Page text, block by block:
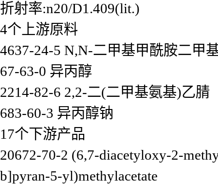
折射率:n20/D1.409(lit.)
4个上游原料
4637-24-5 N,N-二甲基甲酰胺二甲
67-63-0 异丙醇
2214-82-6 2,2-二(二甲基氨基)乙腈
683-60-3 异丙醇钠
17个下游产品
20672-70-2 (6,7-diacetyloxy-2-
b]pyran-5-yl)methylacetate